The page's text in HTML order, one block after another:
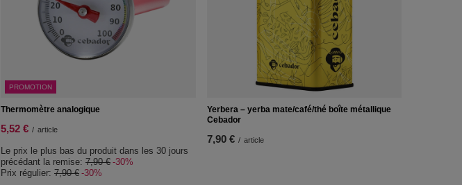
PROMOTION
Thermomètre analogique
5,52 € / article
Le prix le plus bas du produit dans les 30 jours
précédant la remise: 7,90 € -30%
Prix régulier: 7,90 € -30%
Yerbera – yerba mate/café/thé boîte métallique
Cebador
7,90 € / article